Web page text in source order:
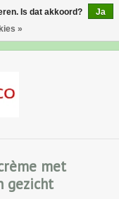
met
gezicht
Is dat akkoord?
Ja
»